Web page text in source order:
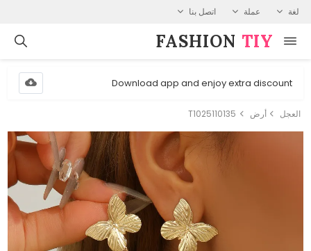
لغة عملة اتصل بنا
FASHION⁠ TIY
Download app and enjoy extra discount
العجل أرض T1025110135